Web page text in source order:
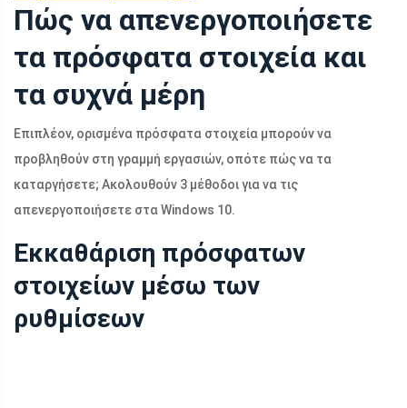
Πώς να απενεργοποιήσετε
τα πρόσφατα στοιχεία και
τα συχνά μέρη
Επιπλέον, ορισμένα πρόσφατα στοιχεία μπορούν να
προβληθούν στη γραμμή εργασιών, οπότε πώς να τα
καταργήσετε; Ακολουθούν 3 μέθοδοι για να τις
απενεργοποιήσετε στα Windows 10.
Εκκαθάριση πρόσφατων
στοιχείων μέσω των
ρυθμίσεων